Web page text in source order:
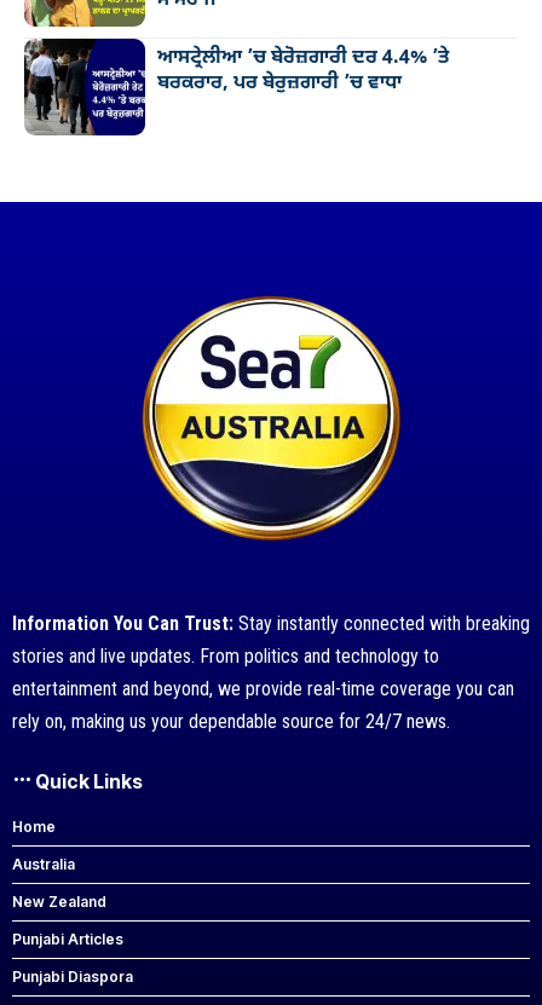
ਆਸਟ੍ਰੇਲੀਆ ’ਚ ਬੇਰੋਜ਼ਗਾਰੀ ਦਰ 4.4% ’ਤੇ
ਬਰਕਰਾਰ, ਪਰ ਬੇਰੁਜ਼ਗਾਰੀ ’ਚ ਵਾਧਾ
Information You Can Trust: Stay instantly connected with breaking
stories and live updates. From politics and technology to
entertainment and beyond, we provide real-time coverage you can
rely on, making us your dependable source for 24/7 news.
Quick Links
Home
Australia
New Zealand
Punjabi Articles
Punjabi Diaspora